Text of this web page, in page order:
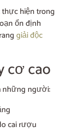
hiện trong
ổn định
giải độc
cơ cao
những người:
cai rượu